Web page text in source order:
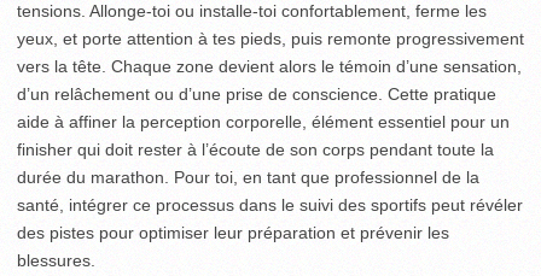
tensions. Allonge-toi ou installe-toi confortablement, ferme les
yeux, et porte attention à tes pieds, puis remonte progressivement
vers la tête. Chaque zone devient alors le témoin d’une sensation,
d’un relâchement ou d’une prise de conscience. Cette pratique
aide à affiner la perception corporelle, élément essentiel pour un
finisher qui doit rester à l’écoute de son corps pendant toute la
durée du marathon. Pour toi, en tant que professionnel de la
santé, intégrer ce processus dans le suivi des sportifs peut révéler
des pistes pour optimiser leur préparation et prévenir les
blessures.